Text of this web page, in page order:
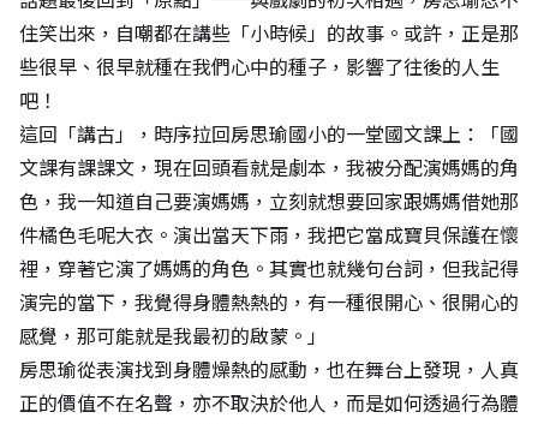
住笑出來，自嘲都在講些「小時候」的故事。或許，正是那
些很早、很早就種在我們心中的種子，影響了往後的人生
吧！
這回「講古」，時序拉回房思瑜國小的一堂國文課上：「國
文課有課課文，現在回頭看就是劇本，我被分配演媽媽的角
色，我一知道自己要演媽媽，立刻就想要回家跟媽媽借她那
件橘色毛呢大衣。演出當天下雨，我把它當成寶貝保護在懷
裡，穿著它演了媽媽的角色。其實也就幾句台詞，但我記得
演完的當下，我覺得身體熱熱的，有一種很開心、很開心的
感覺，那可能就是我最初的啟蒙。」
房思瑜從表演找到身體燥熱的感動，也在舞台上發現，人真
正的價值不在名聲，亦不取決於他人，而是如何透過行為體